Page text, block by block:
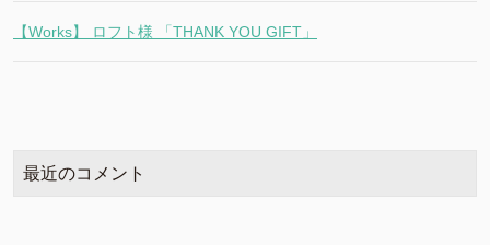
【Works】 ロフト様 「THANK YOU GIFT」
最近のコメント